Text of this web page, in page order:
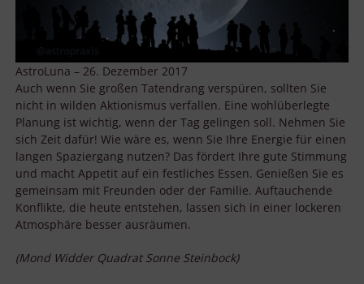
AstroLuna – 26. Dezember 2017
Auch wenn Sie großen Tatendrang verspüren, sollten Sie
nicht in wilden Aktionismus verfallen. Eine wohlüberlegte
Planung ist wichtig, wenn der Tag gelingen soll. Nehmen Sie
sich Zeit dafür! Wie wäre es, wenn Sie Ihre Energie für einen
langen Spaziergang nutzen? Das fördert Ihre gute Stimmung
und macht Appetit auf ein festliches Essen. Genießen Sie es
gemeinsam mit Freunden oder der Familie. Auftauchende
Konflikte, die heute entstehen, lassen sich in einer lockeren
Atmosphäre besser ausräumen.
(Mond Widder Quadrat Sonne Steinbock)